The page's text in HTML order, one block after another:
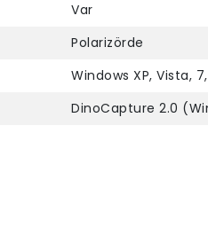
Var
Polarizörde
Windows XP, Vista,
DinoCapture 2.0